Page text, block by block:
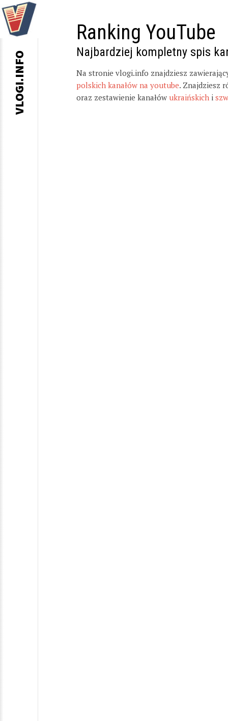
Ranking YouTube
Najbardziej kompletny spis
Na stronie vlogi.info znajdziesz
polskich kanałów na youtube. Znajdziesz
oraz zestawienie kanałów ukraińskich i
VLOGI.INFO